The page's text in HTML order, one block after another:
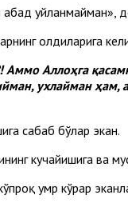
уйланмайман»,
олдиларига
Аллоҳга
ухлайман ҳам,
сабаб бўлар экан.
кучайишига ва
умр кўрар